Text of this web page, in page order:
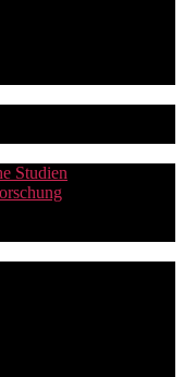
Studien